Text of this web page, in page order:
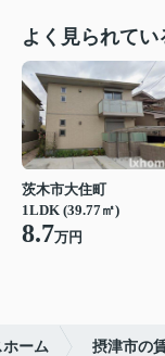
よく見られてい
茨木市大住町
1LDK (39.77㎡)
8.7万円
ーム 摂津市の